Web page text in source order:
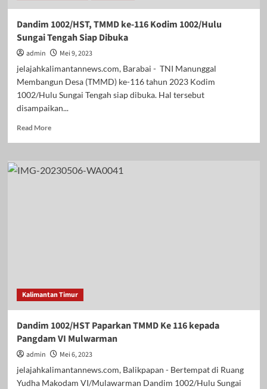
Dandim 1002/HST, TMMD ke-116 Kodim 1002/Hulu
Sungai Tengah Siap Dibuka
admin
Mei 9, 2023
jelajahkalimantannews.com, Barabai - TNI Manunggal
Membangun Desa (TMMD) ke-116 tahun 2023 Kodim
1002/Hulu Sungai Tengah siap dibuka. Hal tersebut
disampaikan...
Read MoreRead
1002/HST,
Kalimantan Timur
Dandim 1002/HST Paparkan TMMD Ke 116 kepada
Pangdam VI Mulwarman
admin
Mei 6, 2023
jelajahkalimantannews.com, Balikpapan - Bertempat di Ruang
Yudha Makodam VI/Mulawarman Dandim 1002/Hulu Sungai